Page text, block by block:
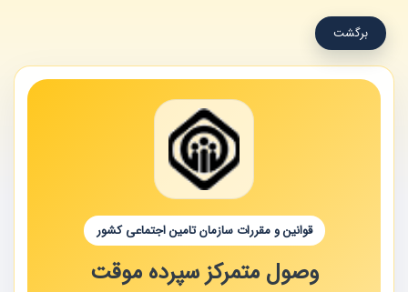
برگشت
قوانین و مقررات سازمان تامین اجتماعی کشور
وصول متمرکز سپرده موقت